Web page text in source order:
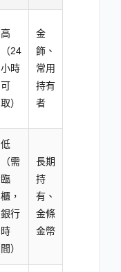
高
（24
小時
可
取）
金
飾、
常用
持有
者
低
（需
臨
櫃，
銀行
時
間）
長期
持
有、
金條
金幣